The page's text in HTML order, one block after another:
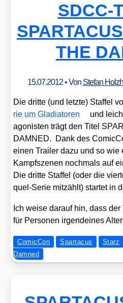
SDCC-
THE
15.07.2012• Von Stefan
Die drit­te (und letz­te) Staf­fel
rie um Gla­dia­to­ren
und
ago­nis­ten trägt den Titel
DAMNED. Dank des
einen Trai­ler dazu und so wie
Kampf­sze­nen noch­mals auf
Die drit­te Staf­fel (oder die
quel-Serie mit­zählt) star­tet in
Ich wei­se dar­auf hin, dass
für Per­so­nen irgend­ei­nes
ComicCon Spartacus Starz
Damned